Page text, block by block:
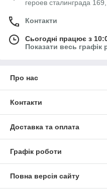
героев сталинграда 169,
Контакти
Сьогодні працює з
Показати весь графік
Про нас
Контакти
Доставка та оплата
Графік роботи
Повна версія сайту